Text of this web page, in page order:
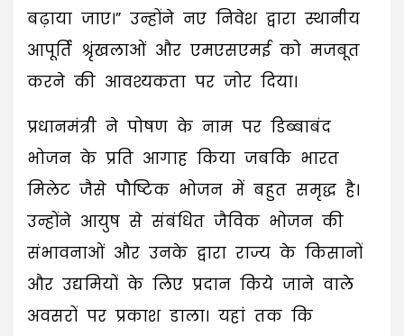
बढ़ाया जाए।” उन्होंने नए निवेश द्वारा स्थानीय
आपूर्ति श्रृंखलाओं और एमएसएमई को मजबूत
करने की आवश्यकता पर जोर दिया।
प्रधानमंत्री ने पोषण के नाम पर डिब्बाबंद
भोजन के प्रति आगाह किया जबकि भारत
मिलेट जैसे पौष्टिक भोजन में बहुत समृद्ध है।
उन्होंने आयुष से संबंधित जैविक भोजन की
संभावनाओं और उनके द्वारा राज्य के किसानों
और उद्यमियों के लिए प्रदान किये जाने वाले
अवसरों पर प्रकाश डाला। यहां तक कि